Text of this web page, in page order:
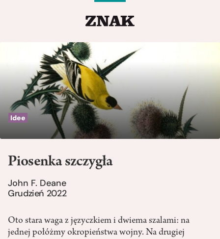
Idee
Piosenka szczygła
John F. Deane
Grudzień 2022
Oto stara waga z języczkiem i dwiema szalami: na
jednej połóżmy okropieństwa wojny. Na drugiej